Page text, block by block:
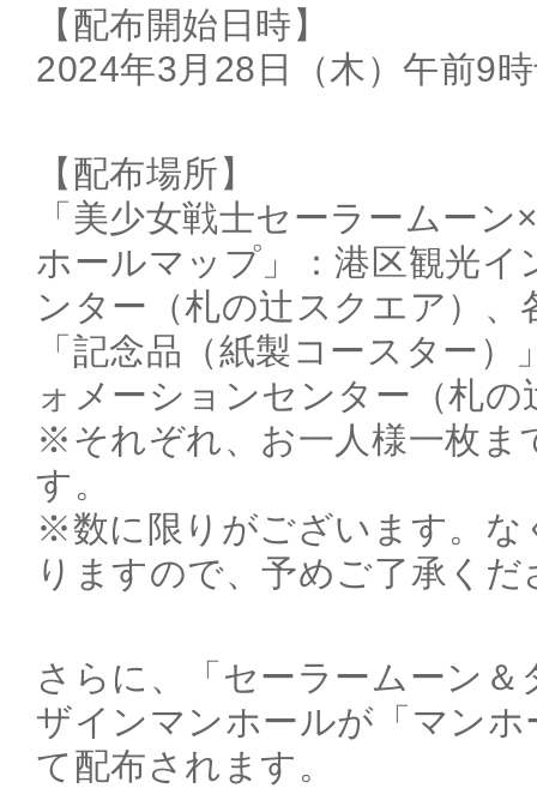
【配布開始日時】
2024年3月28日（木）午前9
【配布場所】
「美少女戦士セーラームー
ホールマップ」：港区観光
ンター（札の辻スクエア）、
「記念品（紙製コースター
ォメーションセンター（札の
※それぞれ、お一人様一枚ま
す。
※数に限りがございます。な
りますので、予めご了承くだ
さらに、「セーラームーン
ザインマンホールが「マン
て配布されます。